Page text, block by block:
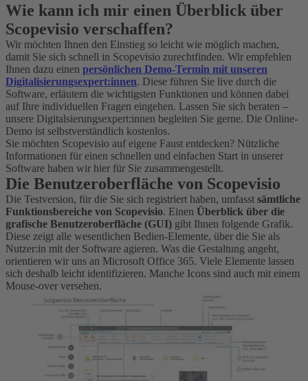
Wie kann ich mir einen Überblick über
Scopevisio verschaffen?
Wir möchten Ihnen den Einstieg so leicht wie möglich machen,
damit Sie sich schnell in Scopevisio zurechtfinden. Wir empfehlen
Ihnen dazu einen persönlichen Demo-Termin mit unseren
Digitalisierungsexpert:innen. Diese führen Sie live durch die
Software, erläutern die wichtigsten Funktionen und können dabei
auf Ihre individuellen Fragen eingehen. Lassen Sie sich beraten –
unsere Digitalsierungsexpert:innen begleiten Sie gerne. Die Online-
Demo ist selbstverständlich kostenlos.
Sie möchten Scopevisio auf eigene Faust entdecken? Nützliche
Informationen für einen schnellen und einfachen Start in unserer
Software haben wir hier für Sie zusammengestellt.
Die Benutzeroberfläche von Scopevisio
Die Testversion, für die Sie sich registriert haben, umfasst sämtliche
Funktionsbereiche von Scopevisio. Einen Überblick über die
grafische Benutzeroberfläche (GUI) gibt Ihnen folgende Grafik.
Diese zeigt alle wesentlichen Bedien-Elemente, über die Sie als
Nutzer:in mit der Software agieren. Was die Gestaltung angeht,
orientieren wir uns an Microsoft Office 365. Viele Elemente lassen
sich deshalb leicht identifizieren. Manche Icons sind auch mit einem
Mouse-over versehen.